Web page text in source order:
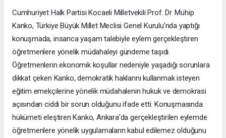
Cumhuriyet Halk Partisi Kocaeli Milletvekili Prof. Dr. Mühip
Kanko, Türkiye Büyük Millet Meclisi Genel Kurulu’nda yaptığı
konuşmada, insanca yaşam talebiyle eylem gerçekleştiren
öğretmenlere yönelik müdahaleyi gündeme taşıdı.
Öğretmenlerin ekonomik koşullar nedeniyle yaşadığı sorunlara
dikkat çeken Kanko, demokratik haklarını kullanmak isteyen
eğitim emekçilerine yönelik müdahalenin hukuk ve demokrasi
açısından ciddi bir sorun olduğunu ifade etti. Konuşmasında
hükümeti eleştiren Kanko, Ankara’da gerçekleştirilen eylemde
öğretmenlere yönelik uygulamaların kabul edilemez olduğunu